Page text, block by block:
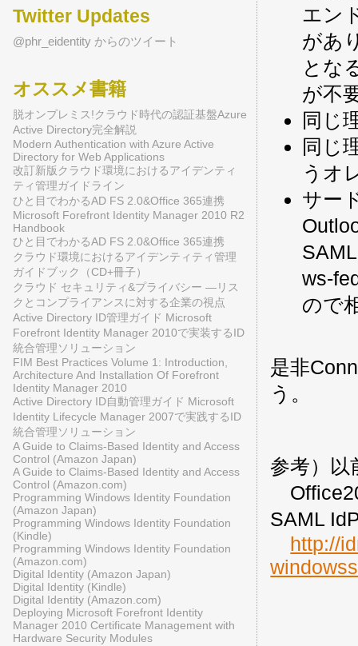
エン
があ
とな
が不
同じ
同じ
うオ
サー
ws-
ので
是非
う。
参考）以
SAML
http://
Twitter Updates
@phr_eidentity からのツイート
オススメ書籍
脱オンプレミス!クラウド時代の認証基盤Azure
Active Directory完全解説
Modern Authentication with Azure Active
Directory for Web Applications
改訂新版クラウド環境におけるアイデンティ
ティ管理ガイドライン
ひと目でわかるAD FS 2.0&Office 365連携
Microsoft Forefront Identity Manager 2010 R2
Handbook
ひと目でわかるAD FS 2.0&Office 365連携
クラウド環境におけるアイデンティティ管理
ガイドブック（CD+冊子）
クラウド セキュリティ&プライバシー ―リス
クとコンプライアンスに対する企業の視点
Active Directory ID管理ガイド Microsoft
Forefront Identity Manager 2010で実装するID
統合管理ソリューション
FIM Best Practices Volume 1: Introduction,
Architecture And Installation Of Forefront
Identity Manager 2010
Active Directory ID自動管理ガイド Microsoft
Identity Lifecycle Manager 2007で実践するID
統合管理ソリューション
A Guide to Claims-Based Identity and Access
Control (Amazon Japan)
A Guide to Claims-Based Identity and Access
Control (Amazon.com)
Programming Windows Identity Foundation
(Amazon Japan)
Programming Windows Identity Foundation
(Kindle)
Programming Windows Identity Foundation
(Amazon.com)
Digital Identity (Amazon Japan)
Digital Identity (Kindle)
Digital Identity (Amazon.com)
Deploying Microsoft Forefront Identity
Manager 2010 Certificate Management with
Hardware Security Modules